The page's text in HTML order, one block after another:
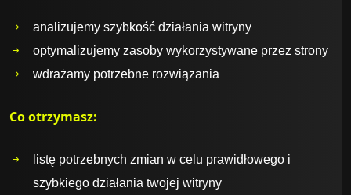
analizujemy szybkość działania witryny
optymalizujemy zasoby wykorzystywane przez strony
wdrażamy potrzebne rozwiązania
Co otrzymasz:
listę potrzebnych zmian w celu prawidłowego i
szybkiego działania twojej witryny